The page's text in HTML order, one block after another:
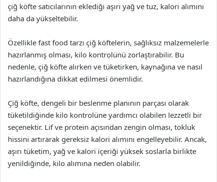
çiğ köfte satıcılarının eklediği aşırı yağ ve tuz, kalori alımını
daha da yükseltebilir.
Özellikle fast food tarzı çiğ köftelerin, sağlıksız malzemelerle
hazırlanmış olması, kilo kontrolünü zorlaştırabilir. Bu
nedenle, çiğ köfte alırken ve tüketirken, kaynağına ve nasıl
hazırlandığına dikkat edilmesi önemlidir.
Çiğ köfte, dengeli bir beslenme planının parçası olarak
tüketildiğinde kilo kontrolüne yardımcı olabilen lezzetli bir
seçenektir. Lif ve protein açısından zengin olması, tokluk
hissini artırarak gereksiz kalori alımını engelleyebilir. Ancak,
aşırı tüketim, yağ ve kalori içeriği yüksek soslarla birlikte
yenildiğinde, kilo alımına neden olabilir.